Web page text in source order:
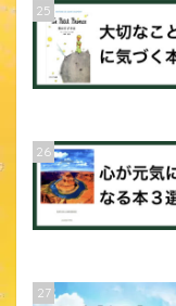
25
26
27